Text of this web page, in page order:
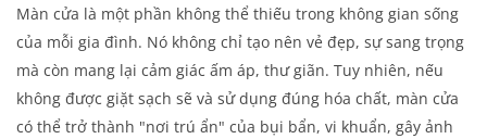
Màn cửa là một phần không thể thiếu trong không gian sống
của mỗi gia đình. Nó không chỉ tạo nên vẻ đẹp, sự sang trọng
mà còn mang lại cảm giác ấm áp, thư giãn. Tuy nhiên, nếu
không được giặt sạch sẽ và sử dụng đúng hóa chất, màn cửa
có thể trở thành "nơi trú ẩn" của bụi bẩn, vi khuẩn, gây ảnh